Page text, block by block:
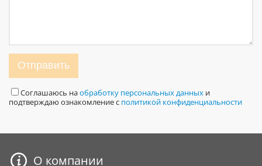
Отправить
Соглашаюсь наобработку персональных данных и
подтверждаю ознакомление с политикой конфиденциальности
О компании